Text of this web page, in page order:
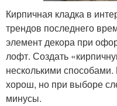
Кирпичная кладка в
трендов последнего
элемент декора при
лофт. Создать
несколькими
хорош, но при выборе
минусы.